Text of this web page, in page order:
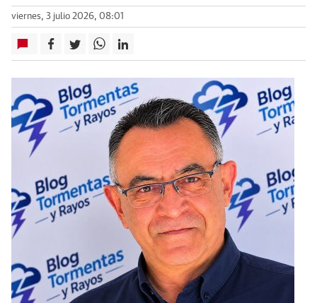
viernes, 3 julio 2026, 08:01